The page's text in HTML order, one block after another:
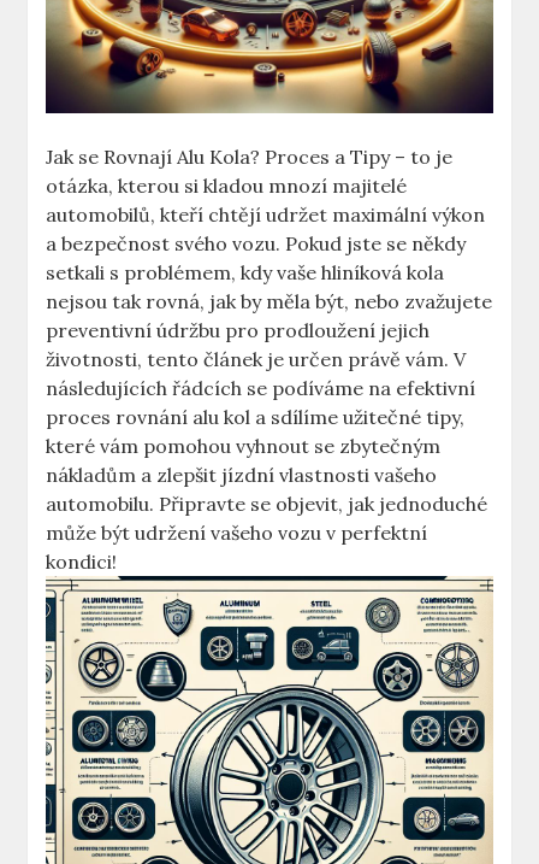
Jak se Rovnají Alu Kola? Proces a Tipy – to je
otázka, kterou si kladou mnozí majitelé
automobilů, kteří chtějí udržet maximální výkon
a bezpečnost svého vozu. Pokud jste se někdy
setkali s problémem, kdy vaše hliníková kola
nejsou tak rovná, jak by měla být, nebo zvažujete
preventivní údržbu pro prodloužení jejich
životnosti, tento článek je určen právě vám. V
následujících řádcích se podíváme na efektivní
proces rovnání alu kol a sdílíme užitečné tipy,
které vám pomohou vyhnout se zbytečným
nákladům a zlepšit jízdní vlastnosti vašeho
automobilu. Připravte se objevit, jak jednoduché
může být udržení vašeho vozu v perfektní
kondici!